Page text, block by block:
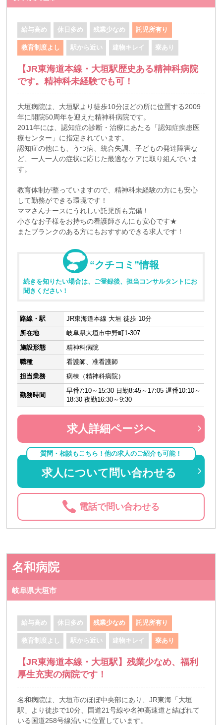
給与高め 休日多め 残業少なめ 託児所有り
教育制度よし 駅から近い 建物キレイ 寮あり
【JR東海道本線・大垣駅歴史ある精神科病院
です。精神科未経験でも可！
大垣病院は、大垣駅より徒歩10分ほどの所に位置する2009
年に開院50周年を迎えた精神科病院です。
2011年には、認知症の診断・治療にあたる「認知症疾患医
療センター」に指定されています。
認知症の他にも、うつ病、統合失調、子どもの発達障害な
ど、一人一人の症状に応じた最適なケアに取り組んでいま
す。
教育体制が整っていますので、精神科未経験の方にも安心
して勤務ができる環境です！
ママさんナースにうれしい託児所も完備！
小さなお子様をお持ちの看護師さんにも安心です★
またブランクのある方にもおすすめできる求人です！
“クチコミ”情報
続きを知りたい場合は、ご登録後、担当コンサルタントにお
聞きください！
路線・駅
JR東海道本線 大垣 徒歩 10分
所在地
岐阜県大垣市中野町1-307
施設形態
精神科病院
職種
看護師、准看護師
担当業務
病棟（精神科病院）
勤務時間
早番7:10～15:30 日勤8:45～17:05 遅番10:10～
18:30 夜勤16:30～9:30
求人詳細ページへ
質問・相談もこちら！他の求人のご紹介も可能！
求人について問い合わせる
電話で問い合わせる
名和病院
岐阜県大垣市
給与高め 休日多め 残業少なめ 託児所有り
教育制度よし 駅から近い 建物キレイ 寮あり
【JR東海道本線・大垣駅】残業少なめ、福利
厚生充実の病院です！
名和病院は、大垣市のほぼ中央部にあり、JR東海「大垣
駅」より徒歩で10分、国道21号線や名神高速道と結ばれて
いる国道258号線沿いに位置しています。